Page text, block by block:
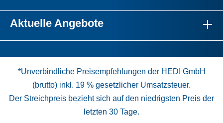
Aktuelle Angebote
*Unverbindliche Preisempfehlungen der HEDI GmbH
(brutto) inkl. 19 % gesetzlicher Umsatzsteuer.
Der Streichpreis bezieht sich auf den niedrigsten Preis der
letzten 30 Tage.